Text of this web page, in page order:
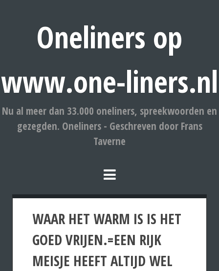
Oneliners op
www.one-liners.nl
Nu al meer dan 33.000 oneliners, spreekwoorden en
gezegden. Oneliners - Geschreven door Frans
Taverne
WAAR HET WARM IS IS HET
GOED VRIJEN.=EEN RIJK
MEISJE HEEFT ALTIJD WEL